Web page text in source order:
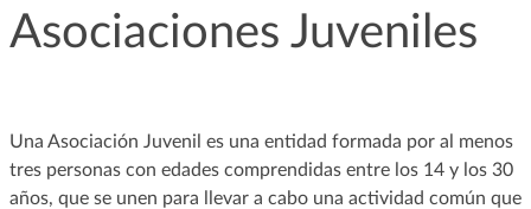
Asociaciones Juveniles
Una Asociación Juvenil es una entidad formada por al menos
tres personas con edades comprendidas entre los 14 y los 30
años, que se unen para llevar a cabo una actividad común que